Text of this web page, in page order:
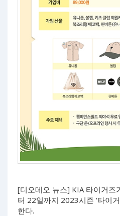
[디오데오 뉴스] KIA 타이거즈
터 22일까지 2023시즌 ‘타이
한다.